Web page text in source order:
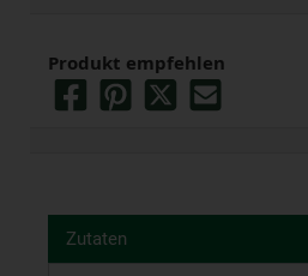
Produkt empfehlen
Zutaten